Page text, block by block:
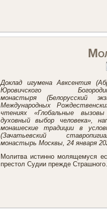
Доклад игумена Авксентия
Юровичского Богородице-
монастыря (Белорусский
Международных
чтениях «Глобальные
духовный выбор человека»,
монашеские традиции в
(Зачатьевский
монастырь Москвы, 24 января
Молитва истинно молящемуся
престол Судии прежде